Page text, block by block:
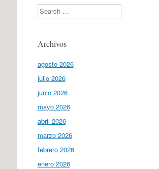
Search
Archivos
agosto 2026
julio 2026
junio 2026
mayo 2026
abril 2026
marzo 2026
febrero 2026
enero 2026